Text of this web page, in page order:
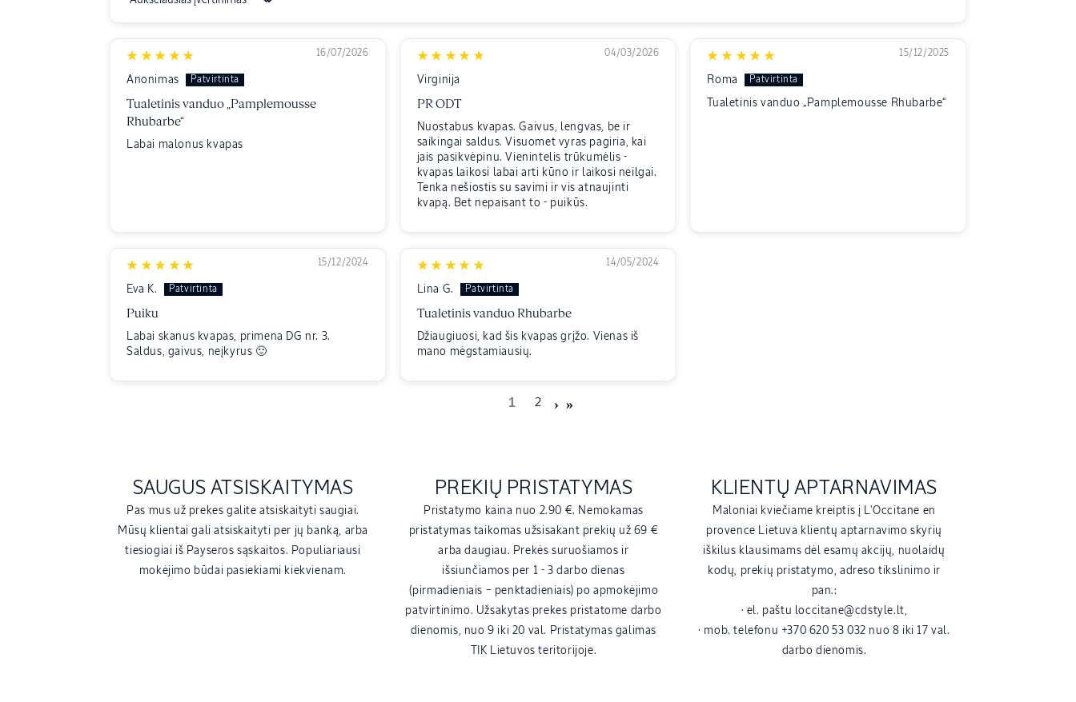
Sort by
16/07/2026
Anonimas
Tualetinis vanduo „Pamplemousse
Rhubarbe“
Labai malonus kvapas
04/03/2026
Virginija
PR ODT
Nuostabus kvapas. Gaivus, lengvas, be ir
saikingai saldus. Visuomet vyras pagiria, kai
jais pasikvėpinu. Vienintelis trūkumėlis -
kvapas laikosi labai arti kūno ir laikosi neilgai.
Tenka nešiostis su savimi ir vis atnaujinti
kvapą. Bet nepaisant to - puikūs.
15/12/2025
Roma
Tualetinis vanduo „Pamplemousse Rhubarbe“
15/12/2024
Eva K.
Puiku
Labai skanus kvapas, primena DG nr. 3.
Saldus, gaivus, neįkyrus 🙂
14/05/2024
Lina G.
Tualetinis vanduo Rhubarbe
Džiaugiuosi, kad šis kvapas grįžo. Vienas iš
mano mėgstamiausių.
1 2
SAUGUS ATSISKAITYMAS
Pas mus už prekes galite atsiskaityti saugiai.
Mūsų klientai gali atsiskaityti per jų banką, arba
tiesiogiai iš Payseros sąskaitos. Populiariausi
mokėjimo būdai pasiekiami kiekvienam.
PREKIŲ PRISTATYMAS
Pristatymo kaina nuo 2.90 €. Nemokamas
pristatymas taikomas užsisakant prekių už 69 €
arba daugiau. Prekės suruošiamos ir
išsiunčiamos per 1 - 3 darbo dienas
(pirmadieniais – penktadieniais) po apmokėjimo
patvirtinimo. Užsakytas prekes pristatome darbo
dienomis, nuo 9 iki 20 val. Pristatymas galimas
TIK Lietuvos teritorijoje.
KLIENTŲ APTARNAVIMAS
Maloniai kviečiame kreiptis į L'Occitane en
provence Lietuva klientų aptarnavimo skyrių
iškilus klausimams dėl esamų akcijų, nuolaidų
kodų, prekių pristatymo, adreso tikslinimo ir
pan.:
· el. paštu loccitane@cdstyle.lt,
· mob. telefonu +370 620 53 032 nuo 8 iki 17 val.
darbo dienomis.